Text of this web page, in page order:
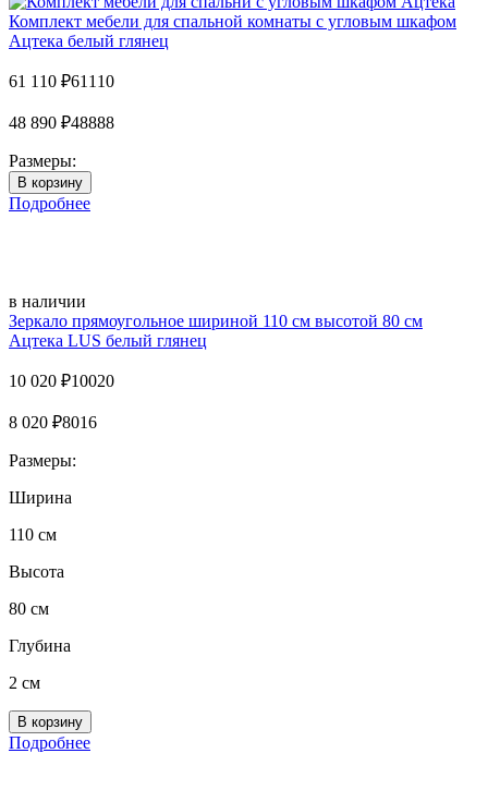
Комплект мебели для спальной комнаты с угловым шкафом
Ацтека белый глянец
61 110 ₽61110
48 890 ₽48888
Размеры:
Подробнее
в наличии
Зеркало прямоугольное шириной 110 см высотой 80 см
Ацтека LUS белый глянец
10 020 ₽10020
8 020 ₽8016
Размеры:
Ширина
110 см
Высота
80 см
Глубина
2 см
Подробнее